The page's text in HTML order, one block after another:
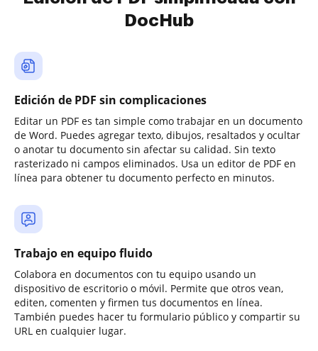
DocHub
Edición de PDF sin complicaciones
Editar un PDF es tan simple como trabajar en un documento
de Word. Puedes agregar texto, dibujos, resaltados y ocultar
o anotar tu documento sin afectar su calidad. Sin texto
rasterizado ni campos eliminados. Usa un editor de PDF en
línea para obtener tu documento perfecto en minutos.
Trabajo en equipo fluido
Colabora en documentos con tu equipo usando un
dispositivo de escritorio o móvil. Permite que otros vean,
editen, comenten y firmen tus documentos en línea.
También puedes hacer tu formulario público y compartir su
URL en cualquier lugar.